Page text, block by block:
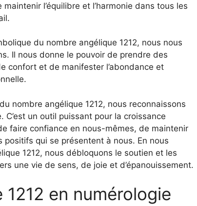
l’équilibre et l’harmonie dans tous les
du nombre angélique 1212, nous nous
Il nous donne le pouvoir de prendre des
confort et de manifester l’abondance et
nombre angélique 1212, nous reconnaissons
un outil puissant pour la croissance
faire confiance en nous-mêmes, de maintenir
positifs qui se présentent à nous. En nous
1212, nous débloquons le soutien et les
une vie de sens, de joie et d’épanouissement.
en numérologie